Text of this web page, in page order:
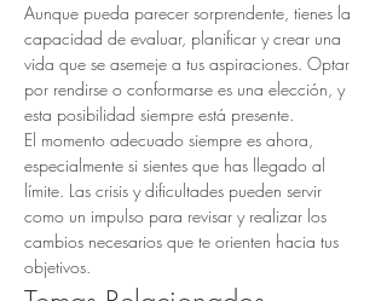
Aunque pueda parecer sorprendente, tienes la
capacidad de evaluar, planificar y crear una
vida que se asemeje a tus aspiraciones. Optar
por rendirse o conformarse es una elección, y
esta posibilidad siempre está presente.
El momento adecuado siempre es ahora,
especialmente si sientes que has llegado al
límite. Las crisis y dificultades pueden servir
como un impulso para revisar y realizar los
cambios necesarios que te orienten hacia tus
objetivos.